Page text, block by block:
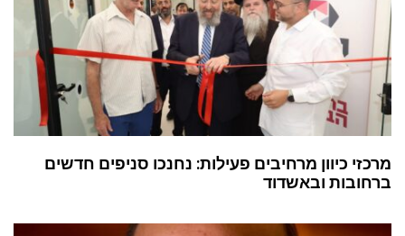
כיוון מרחיבים פעילות: נחנכו סניפים חדשים
ובאשדוד